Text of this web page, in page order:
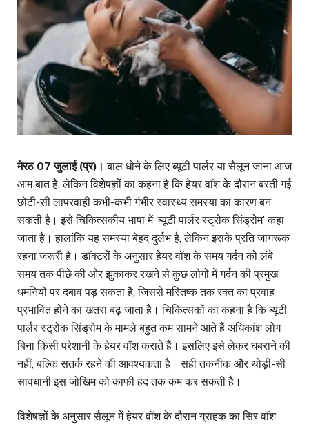
मेरठ 07 जुलाई (प्र)। बाल धोने के लिए ब्यूटी पार्लर या सैलून जाना आज
आम बात है, लेकिन विशेषज्ञों का कहना है कि हेयर वॉश के दौरान बरती गई
छोटी-सी लापरवाही कभी-कभी गंभीर स्वास्थ्य समस्या का कारण बन
सकती है। इसे चिकित्सकीय भाषा में ‘ब्यूटी पार्लर स्ट्रोक सिंड्रोम’ कहा
जाता है। हालांकि यह समस्या बेहद दुर्लभ है, लेकिन इसके प्रति जागरूक
रहना जरूरी है। डॉक्टरों के अनुसार हेयर वॉश के समय गर्दन को लंबे
समय तक पीछे की ओर झुकाकर रखने से कुछ लोगों में गर्दन की प्रमुख
धमनियों पर दबाव पड़ सकता है, जिससे मस्तिष्क तक रक्त का प्रवाह
प्रभावित होने का खतरा बढ़ जाता है। चिकित्सकों का कहना है कि ब्यूटी
पार्लर स्ट्रोक सिंड्रोम के मामले बहुत कम सामने आते हैं अधिकांश लोग
बिना किसी परेशानी के हेयर वॉश कराते हैं। इसलिए इसे लेकर घबराने की
नहीं, बल्कि सतर्क रहने की आवश्यकता है। सही तकनीक और थोड़ी-सी
सावधानी इस जोखिम को काफी हद तक कम कर सकती है।
विशेषज्ञों के अनुसार सैलून में हेयर वॉश के दौरान ग्राहक का सिर वॉश